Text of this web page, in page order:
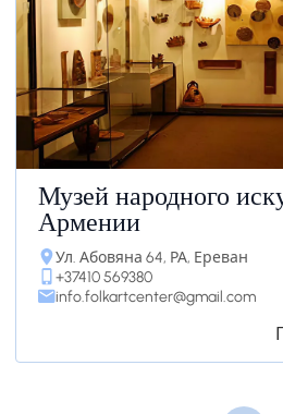
Музей народного
Армении
Ул. Абовяна 64, РА, Ереван
+37410 569380
info.folkartcenter@gmail.com